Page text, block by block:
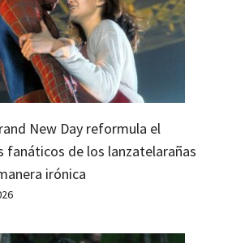
New Day reformula el
fanáticos de los lanzatelarañas
irónica